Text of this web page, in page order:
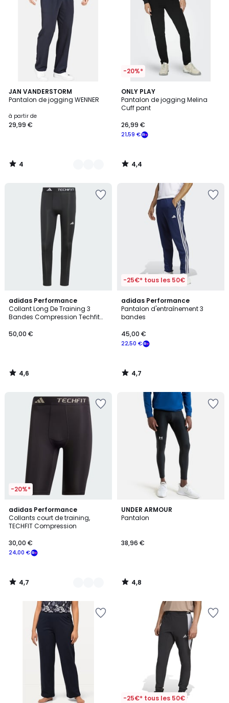
JAN VANDERSTORM
Pantalon de jogging WENNER
à partir de
29,99 €
4
/
5
Couleurs
4
/
-20%*
ONLY PLAY
Pantalon de jogging Melina
Cuff pant
21,59 €
26,99 €
4,4
/ 5
4,4
/
adidas Performance
Collant Long De Training 3
Bandes Compression Techfit
Bandes Compression Techfit
50,00 €
4,6
/ 5
4,6
/
-25€* tous les 50€
adidas Performance
Pantalon d'entraînement 3
bandes
22,50 €
45,00 €
4,7
/ 5
4,7
/
-20%*
adidas Performance
Collants court de training,
TECHFIT Compression
24,00 €
30,00 €
4,7
/ 5
3
Couleurs
4,7
/
UNDER ARMOUR
Pantalon
38,96 €
4,8
/ 5
4,8
/
-25€* tous les 50€